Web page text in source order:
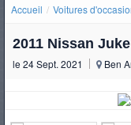
Accueil Voitures
2011 Nissan
le 24 Sept. 2021 Ben
D'OCCASION